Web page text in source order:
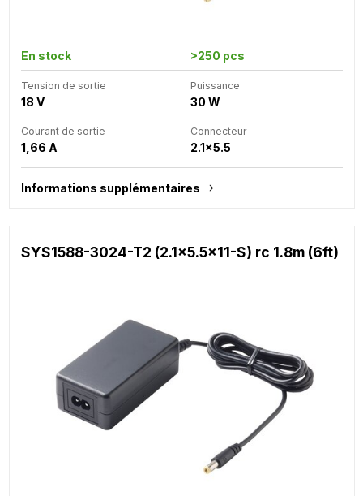
En stock >250 pcs
Tension de sortie
18 V
Puissance
30 W
Courant de sortie
1,66 A
Connecteur
2.1x5.5
Informations supplémentaires
SYS1588-3024-T2 (2.1x5.5x11-S) rc 1.8m (6ft)